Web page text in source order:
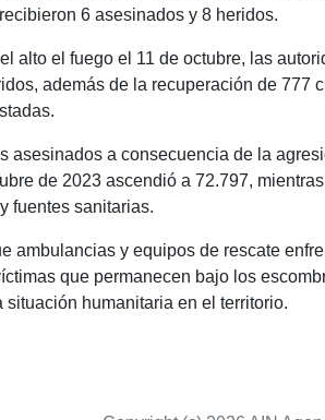
6 asesinados y 8 heridos.
alto el fuego el 11 de octubre, las
además de la recuperación de 777
asesinados a consecuencia de la
de 2023 ascendió a 72.797,
fuentes sanitarias.
ambulancias y equipos de rescate
que permanecen bajo los
humanitaria en el territorio.